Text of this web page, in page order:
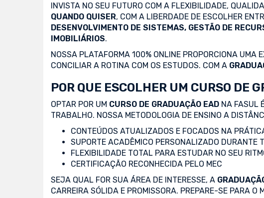
INVISTA NO SEU FUTURO COM A FLEXIBILIDADE,
QUANDO QUISER, COM A LIBERDADE DE ESCOLHER
DESENVOLVIMENTO DE SISTEMAS, GESTÃO DE
IMOBILIÁRIOS.
NOSSA PLATAFORMA 100% ONLINE PROPORCIONA UMA
CONCILIAR A ROTINA COM OS ESTUDOS. COM A
POR QUE ESCOLHER UM CURSO DE
OPTAR POR UM CURSO DE GRADUAÇÃO EAD NA FASUL
TRABALHO. NOSSA METODOLOGIA DE ENSINO A
CONTEÚDOS ATUALIZADOS E FOCADOS NA
SUPORTE ACADÊMICO PERSONALIZADO DURANTE
FLEXIBILIDADE TOTAL PARA ESTUDAR NO SEU
CERTIFICAÇÃO RECONHECIDA PELO MEC
SEJA QUAL FOR SUA ÁREA DE INTERESSE, A
CARREIRA SÓLIDA E PROMISSORA. PREPARE-SE PARA